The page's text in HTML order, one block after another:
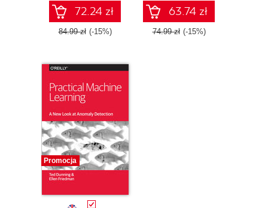
72.24 zł
84.99 zł (-15%)
63.74 zł
74.99 zł (-15%)
Promocja